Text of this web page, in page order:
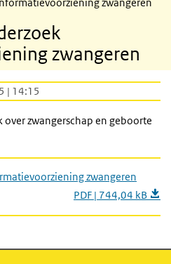
zwangeren
| 14:15
zwangerschap en geboorte
zwangeren
PDF | 744,04 kB